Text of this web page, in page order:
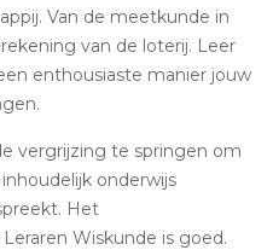
Van de meetkunde in
van de loterij. Leer
enthousiaste manier jouw
vergrijzing te springen om
onderwijs
Het
Wiskunde is goed.